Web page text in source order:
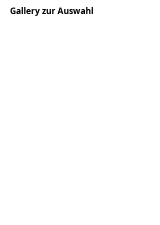
Gallery zur Auswahl